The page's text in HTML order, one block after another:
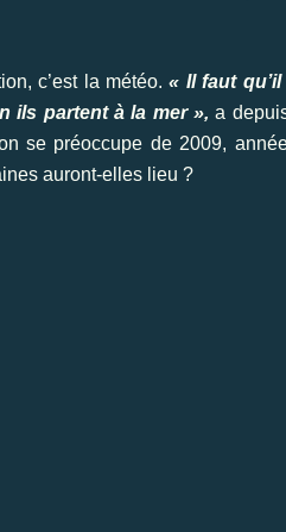
c’est la météo.« Il faut
ils partent à la mer », a
se préoccupe de 2009,
auront-elles lieu ?